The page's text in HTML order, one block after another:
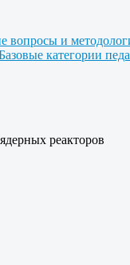
вопросы и
категории
реакторов